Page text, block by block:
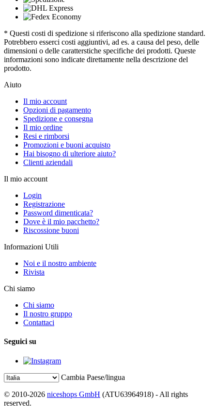
* Questi costi di spedizione si riferiscono alla spedizione standard.
Potrebbero esserci costi aggiuntivi, ad es. a causa del peso, delle
dimensioni o delle caratterstiche specifiche dei prodotti. Queste
informazioni sono indicate direttamente nella descrizione del
prodotto.
Aiuto
Il mio account
Opzioni di pagamento
Spedizione e consegna
Il mio ordine
Resi e rimborsi
Promozioni e buoni acquisto
Hai bisogno di ulteriore aiuto?
Clienti aziendali
Il mio account
Login
Registrazione
Password dimenticata?
Dove è il mio pacchetto?
Riscossione buoni
Informazioni Utili
Noi e il nostro ambiente
Rivista
Chi siamo
Chi siamo
Il nostro gruppo
Contattaci
Seguici su
Cambia Paese/lingua
© 2010-2026 niceshops GmbH (ATU63964918) - All rights
reserved.